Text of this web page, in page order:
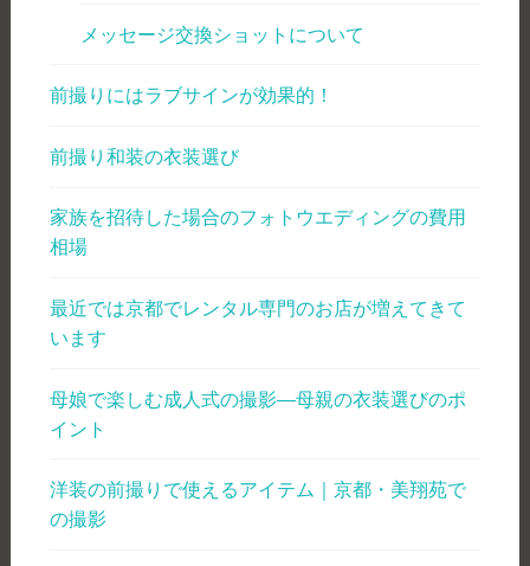
メッセージ交換ショットについて
前撮りにはラブサインが効果的！
前撮り和装の衣装選び
家族を招待した場合のフォトウエディングの費用
相場
最近では京都でレンタル専門のお店が増えてきて
います
母娘で楽しむ成人式の撮影―母親の衣装選びのポ
イント
洋装の前撮りで使えるアイテム｜京都・美翔苑で
の撮影